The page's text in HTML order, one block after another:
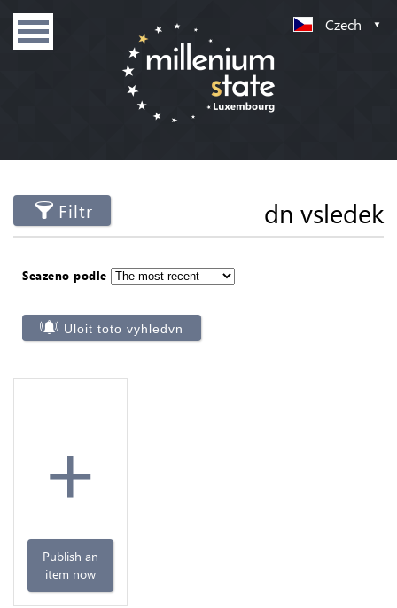
Czech
Filtr dn vsledek
Seazeno podle
Uloit toto vyhledvn
+
Publish an
item now